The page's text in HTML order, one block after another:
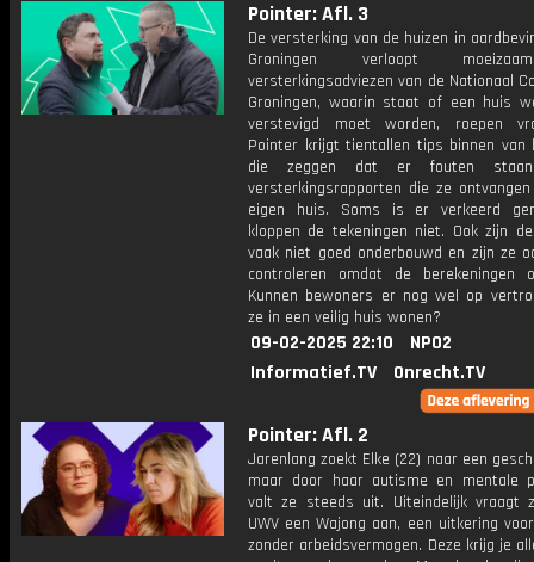
Pointer: Afl. 3
De versterking van de huizen in
Groningen verloopt
versterkingsadviezen van de Nationaal
Groningen, waarin staat of een huis
verstevigd moet worden, roepen
Pointer krijgt tientallen tips binnen van
die zeggen dat er fouten
versterkingsrapporten die ze
eigen huis. Soms is er verkeerd
kloppen de tekeningen niet. Ook zijn
vaak niet goed onderbouwd en zijn ze
controleren omdat de berekeningen
Kunnen bewoners er nog wel op
ze in een veilig huis wonen?
09-02-2025 22:10
NPO2
Informatief.TV
Onrecht.TV
Pointer: Afl. 2
Jarenlang zoekt Elke (22) naar een
maar door haar autisme en mentale
valt ze steeds uit. Uiteindelijk vraagt
UWV een Wajong aan, een uitkering
zonder arbeidsvermogen. Deze krijg je